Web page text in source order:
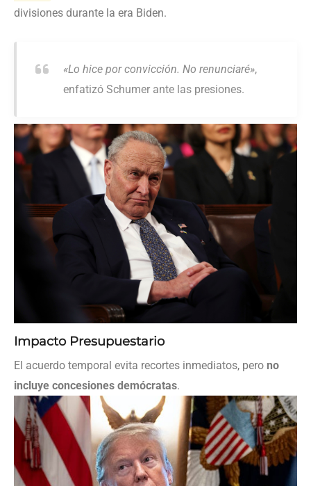
divisiones durante la era Biden.
«Lo hice por convicción. No renunciaré»,
enfatizó Schumer ante las presiones.
Impacto Presupuestario
El acuerdo temporal evita recortes inmediatos, pero no
incluye concesiones demócratas.